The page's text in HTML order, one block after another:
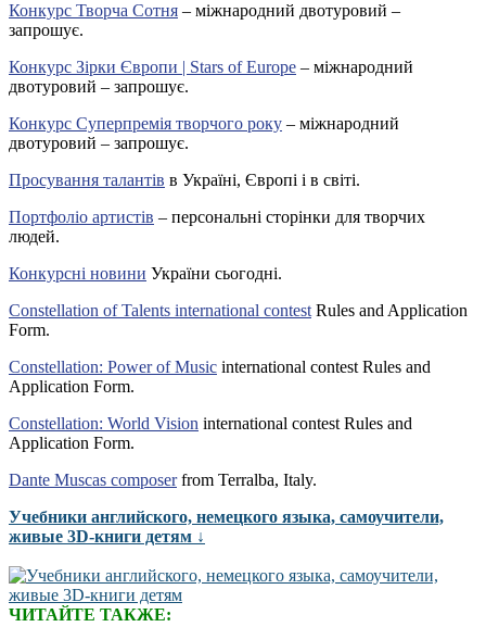
Конкурс Творча Сотня – міжнародний двотуровий –
запрошує.
Конкурс Зірки Європи | Stars of Europe – міжнародний
двотуровий – запрошує.
Конкурс Суперпремія творчого року – міжнародний
двотуровий – запрошує.
Просування талантів в Україні, Європі і в світі.
Портфоліо артистів – персональні сторінки для творчих
людей.
Конкурсні новини України сьогодні.
Constellation of Talents international contestRules and Application
Form.
Constellation: Power of Music international contest Rules and
Application Form.
Constellation: World Vision international contest Rules and
Application Form.
Dante Muscas composerfrom Terralba, Italy.
Учебники английского, немецкого языка, самоучители,
живые 3D-книги детям ↓
ЧИТАЙТЕ ТАКЖЕ: